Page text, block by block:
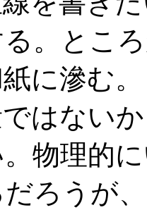
。とこ
に滲む
はない
物理的
ろうが